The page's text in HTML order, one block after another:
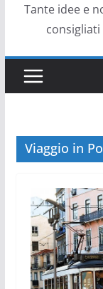
Tante idee e
Viaggio in